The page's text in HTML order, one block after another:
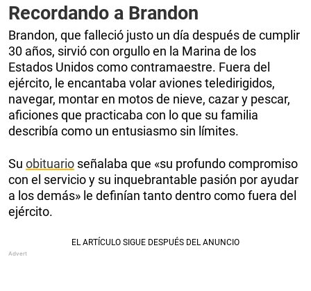
Recordando a Brandon
Brandon, que falleció justo un día después de cumplir
30 años, sirvió con orgullo en la Marina de los
Estados Unidos como contramaestre. Fuera del
ejército, le encantaba volar aviones teledirigidos,
navegar, montar en motos de nieve, cazar y pescar,
aficiones que practicaba con lo que su familia
describía como un entusiasmo sin límites.
Su obituario señalaba que «su profundo compromiso
con el servicio y su inquebrantable pasión por ayudar
a los demás» le definían tanto dentro como fuera del
ejército.